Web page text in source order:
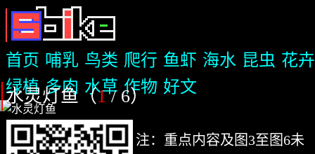
首页 哺乳 鸟类 爬行 鱼虾 海水 昆虫 花卉
绿植 多肉 水草 作物 好文
水灵灯鱼（1/ 6）
注：重点内容及图3至图6未